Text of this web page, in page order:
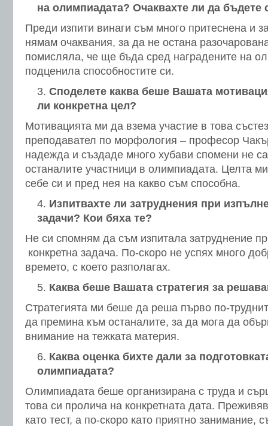
на олимпиадата? Очаквахте ли да бъдете
Преди изпити винаги съм много притеснена и
нямам очаквания, за да не остана
помисляла, че ще бъда сред наградените на
подценила способностите си.
Споделете каква беше Вашата
ли конкретна цел?
Мотивацията ми да взема участие в това
преподавател по морфология – професор
надежда и създаде много хубави спомени не
останалите участници в олимпиадата. Целта
себе си и пред нея на какво съм способна.
Изпитвахте ли затруднения при
задачи? Кои бяха те?
Не си спомням да съм изпитала затруднение
конкретна задача. По-скоро не успях много
времето, с което разполагах.
Каква беше Вашата стратегия за
Стратегията ми беше да реша първо по-
да премина към останалите, за да мога да
внимание на тежката материя.
Каква оценка бихте дали за
олимпиадата?
Олимпиадата беше организирана с труда и
това си пролича на конкретната дата.
като тест, а по-скоро като приятно занимание,